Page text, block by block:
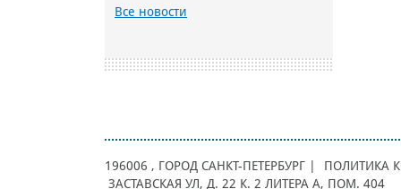
Все новости
196006 , ГОРОД САНКТ-ПЕТЕРБУРГ |
ПОЛИТИКА
ЗАСТАВСКАЯ УЛ, Д. 22 К. 2 ЛИТЕРА А, ПОМ. 404